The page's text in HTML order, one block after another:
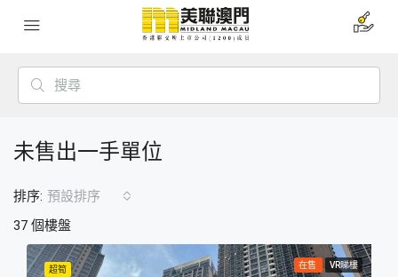
未售出一手單位
37 個樓盤
排序: 預設排序
超筍 在售 VR睇樓